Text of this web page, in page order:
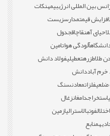
بین المللی انرژیبیمهنکات
افزایش قیمتمدارسزیست
احیای آهنقاچاقجدول
آلودگی هواتامین
طلاطزرهتعطیلیفولاد دانش
آباددانش
فلزاتمعادنسنگ
استخراجدامغانزغال
اختلالفوتبالاسترالیازمین
منابع